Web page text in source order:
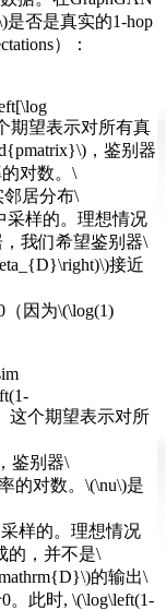
否是真实的1-hop
）：
期望表示对所有真
，鉴别器
对数。\
居分布\
采样的。理想情况
我们希望鉴别器\
接近
因为\(\log(1)
这个期望表示对所
鉴别器\
的对数。\(\nu\)是
样的。理想情况
的，并不是\
的输出\
。此时, \(\log\left(1-